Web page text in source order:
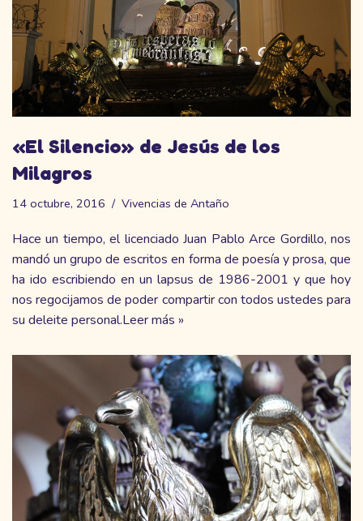
«El Silencio» de Jesús de los
Milagros
14 octubre, 2016 Vivencias de Antaño
Hace un tiempo, el licenciado Juan Pablo Arce Gordillo, nos
mandó un grupo de escritos en forma de poesía y prosa, que
ha ido escribiendo en un lapsus de 1986-2001 y que hoy
nos regocijamos de poder compartir con todos ustedes para
su deleite personal.Leer más »